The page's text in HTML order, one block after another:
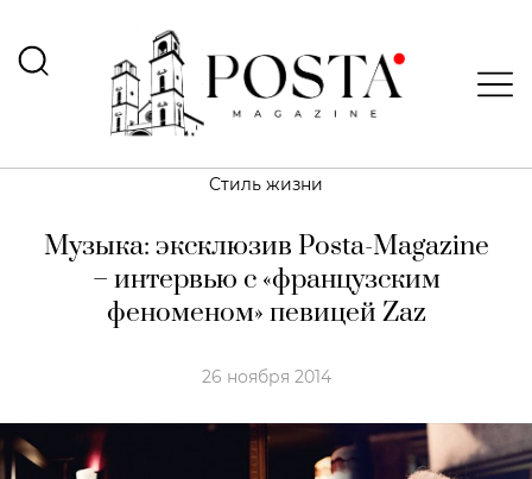
Стиль жизни
Музыка: эксклюзив Posta-Magazine
– интервью с «французским
феноменом» певицей Zaz
26 ноября 2014